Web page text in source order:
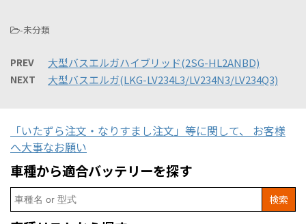
-未分類
PREV 大型バスエルガハイブリッド(2SG-HL2ANBD)
NEXT 大型バスエルガ(LKG-LV234L3/LV234N3/LV234Q3)
「いたずら注文・なりすまし注文」等に関して、 お客様
へ大事なお願い
車種から適合バッテリーを探す
Search
for: